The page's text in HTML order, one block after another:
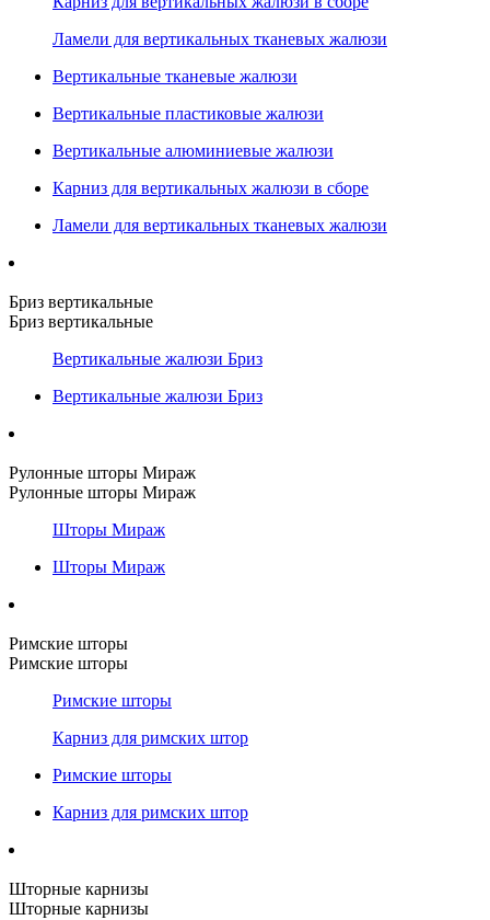
Ламели для вертикальных тканевых жалюзи
Вертикальные тканевые жалюзи
Вертикальные пластиковые жалюзи
Вертикальные алюминиевые жалюзи
Карниз для вертикальных жалюзи в сборе
Ламели для вертикальных тканевых жалюзи
Бриз вертикальные
Бриз вертикальные
Вертикальные жалюзи Бриз
Вертикальные жалюзи Бриз
Рулонные шторы Мираж
Рулонные шторы Мираж
Шторы Мираж
Шторы Мираж
Римские шторы
Римские шторы
Римские шторы
Карниз для римских штор
Римские шторы
Карниз для римских штор
Шторные карнизы
Шторные карнизы